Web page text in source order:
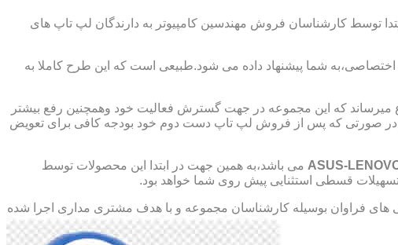
توسط کارشناسان فروش مهندسین کامپیوتر به دارندگان لپ تاپ های
شما پیشنهاد داده می شود.طبیعی است که این طرح کاملا به
که این مجموعه در جهت گسترش فعالیت خود وهمچنین رفع بیشتر
این در صورتی که پس از فروش لپ تاپ دست دوم خود بودجه کافی برای تعویض
ASUS- می باشد،به همین جهت در ابتدا این محصولات توسط
تسهیلات قسطی استثنایی پیش روی شما خواهد بود.
فراوان بوسیله کارشناسان مجموعه و با هدف مشتری مداری اجرا شده